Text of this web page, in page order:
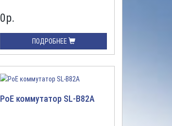
0р.
ПОДРОБНЕЕ
PoE коммутатор SL-B82A